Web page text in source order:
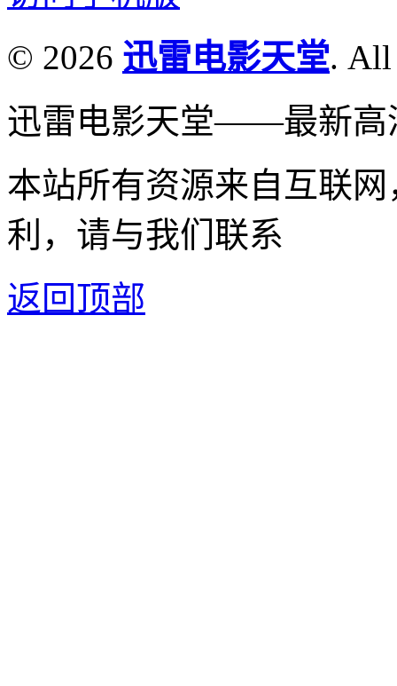
© 2026 迅雷电影天堂. All
迅雷电影天堂——最新高
本站所有资源来自互联
利，请与我们联系
返回顶部